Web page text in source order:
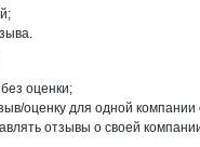
оценки;
оценку для одной компании
отзывы о своей